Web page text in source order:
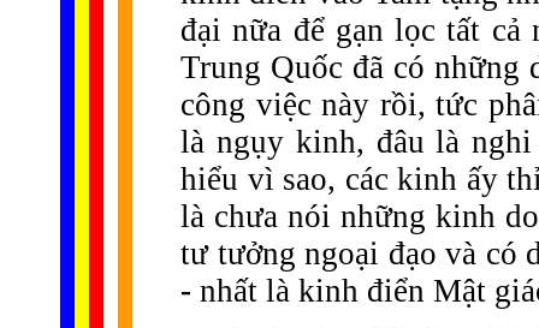
đại nữa để gạn lọc tất
Trung Quốc đã có
công việc này rồi, tức
là ngụy kinh, đâu là
hiểu vì sao, các kinh ấy
là chưa nói những kinh
tư tưởng ngoại đạo và có
- nhất là kinh điển Mật